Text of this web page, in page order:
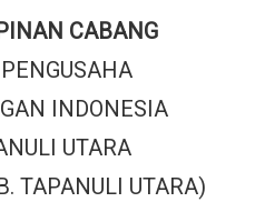
CABANG
INDONESIA
UTARA
TAPANULI UTARA)